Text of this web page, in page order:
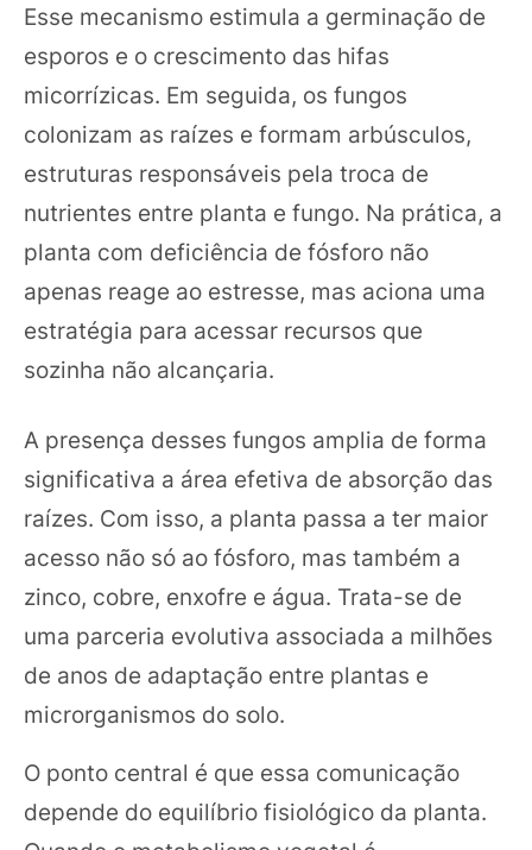
Esse mecanismo estimula a germinação de
esporos e o crescimento das hifas
micorrízicas. Em seguida, os fungos
colonizam as raízes e formam arbúsculos,
estruturas responsáveis pela troca de
nutrientes entre planta e fungo. Na prática, a
planta com deficiência de fósforo não
apenas reage ao estresse, mas aciona uma
estratégia para acessar recursos que
sozinha não alcançaria.
A presença desses fungos amplia de forma
significativa a área efetiva de absorção das
raízes. Com isso, a planta passa a ter maior
acesso não só ao fósforo, mas também a
zinco, cobre, enxofre e água. Trata-se de
uma parceria evolutiva associada a milhões
de anos de adaptação entre plantas e
microrganismos do solo.
O ponto central é que essa comunicação
depende do equilíbrio fisiológico da planta.